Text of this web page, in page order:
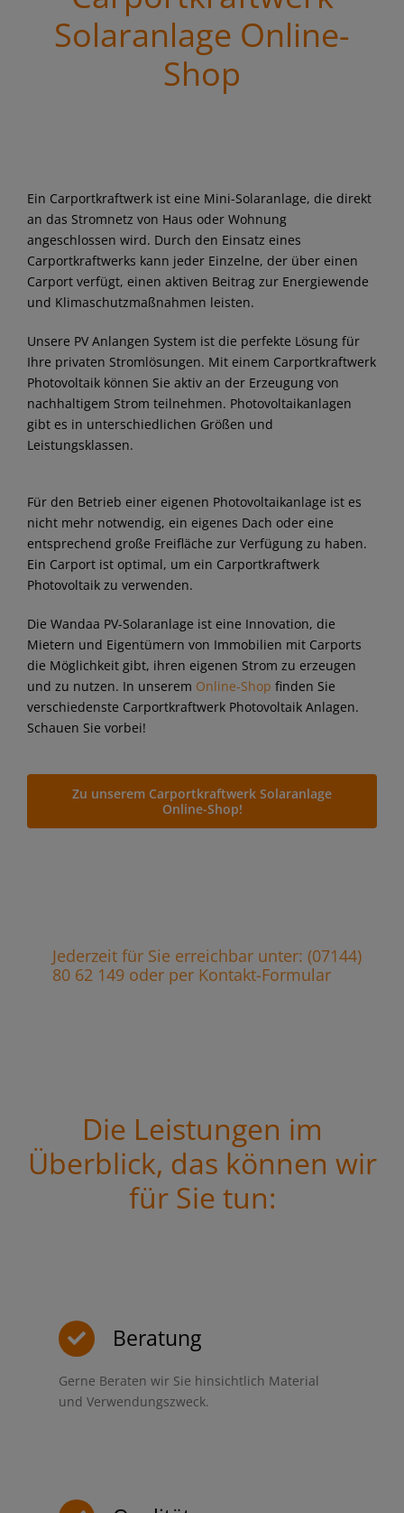
Solaranlage Online-
Shop
Ein Carportkraftwerk ist eine Mini-Solaranlage, die direkt
an das Stromnetz von Haus oder Wohnung
angeschlossen wird. Durch den Einsatz eines
Carportkraftwerks kann jeder Einzelne, der über einen
Carport verfügt, einen aktiven Beitrag zur Energiewende
und Klimaschutzmaßnahmen leisten.
Unsere PV Anlangen System ist die perfekte Lösung für
Ihre privaten Stromlösungen. Mit einem Carportkraftwerk
Photovoltaik können Sie aktiv an der Erzeugung von
nachhaltigem Strom teilnehmen. Photovoltaikanlagen
gibt es in unterschiedlichen Größen und
Leistungsklassen.
Für den Betrieb einer eigenen Photovoltaikanlage ist es
nicht mehr notwendig, ein eigenes Dach oder eine
entsprechend große Freifläche zur Verfügung zu haben.
Ein Carport ist optimal, um ein Carportkraftwerk
Photovoltaik zu verwenden.
Die Wandaa PV-Solaranlage ist eine Innovation, die
Mietern und Eigentümern von Immobilien mit Carports
die Möglichkeit gibt, ihren eigenen Strom zu erzeugen
und zu nutzen. In unserem Online-Shop finden Sie
verschiedenste Carportkraftwerk Photovoltaik Anlagen.
Schauen Sie vorbei!
Zu unserem Carportkraftwerk Solaranlage
Online-Shop!
Jederzeit für Sie erreichbar unter: (07144)
80 62 149 oder per Kontakt-Formular
Die Leistungen im
Überblick, das können wir
für Sie tun:
Beratung
Gerne Beraten wir Sie hinsichtlich Material
und Verwendungszweck.